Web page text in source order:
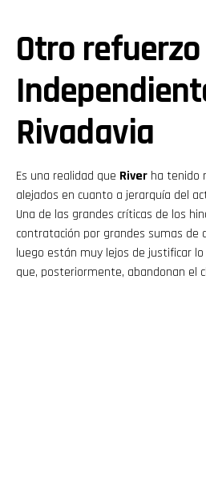
Otro
Rivadavia
Es una realidad que River ha tenido
alejados en cuanto a jerarquía del
Una de las grandes críticas de los
contratación por grandes sumas de
luego están muy lejos de justificar
que, posteriormente, abandonan el